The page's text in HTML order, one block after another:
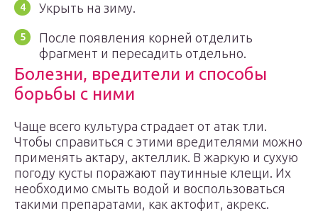
Укрыть на зиму.
После появления корней отделить
фрагмент и пересадить отдельно.
Болезни, вредители и способы
борьбы с ними
Чаще всего культура страдает от атак тли.
Чтобы справиться с этими вредителями можно
применять актару, актеллик. В жаркую и сухую
погоду кусты поражают паутинные клещи. Их
необходимо смыть водой и воспользоваться
такими препаратами, как актофит, акрекс.